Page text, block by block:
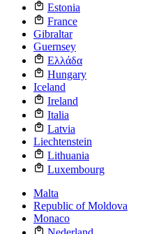
Estonia
France
Gibraltar
Guernsey
Ελλάδα
Hungary
Iceland
Ireland
Italia
Latvia
Liechtenstein
Lithuania
Luxembourg
Malta
Republic of Moldova
Monaco